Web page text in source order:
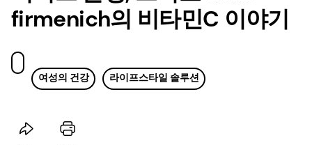
firmenich의 비타민C 이야기
여성의 건강 라이프스타일 솔루션